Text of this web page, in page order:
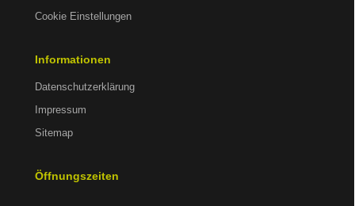
Cookie Einstellungen
Informationen
Datenschutzerklärung
Impressum
Sitemap
Öffnungszeiten